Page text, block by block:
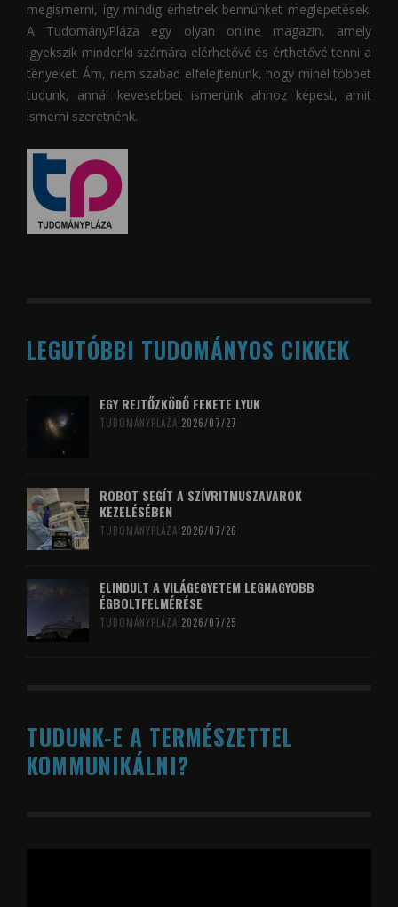
megismerni, így mindig érhetnek bennünket meglepetések.
A TudományPláza egy olyan online magazin, amely
igyekszik mindenki számára elérhetővé és érthetővé tenni a
tényeket. Ám, nem szabad elfelejtenünk, hogy minél többet
tudunk, annál kevesebbet ismerünk ahhoz képest, amit
ismerni szeretnénk.
LEGUTÓBBI TUDOMÁNYOS CIKKEK
EGY REJTŐZKÖDŐ FEKETE LYUK
TUDOMÁNYPLÁZA 2026/07/27
ROBOT SEGÍT A SZÍVRITMUSZAVAROK
KEZELÉSÉBEN
TUDOMÁNYPLÁZA 2026/07/26
ELINDULT A VILÁGEGYETEM LEGNAGYOBB
ÉGBOLTFELMÉRÉSE
TUDOMÁNYPLÁZA 2026/07/25
TUDUNK-E A TERMÉSZETTEL
KOMMUNIKÁLNI?